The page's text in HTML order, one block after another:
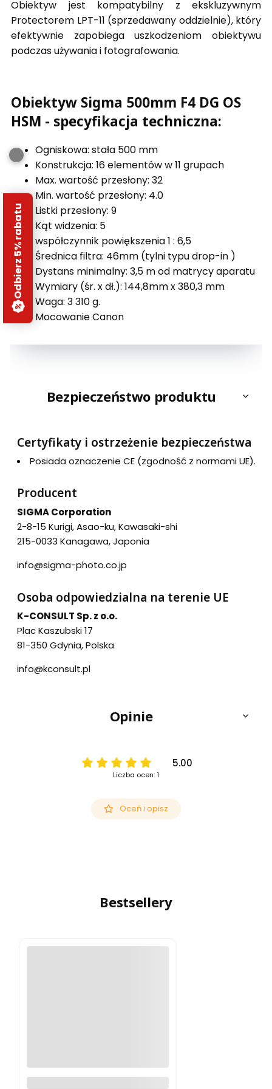
Obiektyw jest kompatybilny z ekskluzywnym
Protectorem LPT-11 (sprzedawany oddzielnie), który
efektywnie zapobiega uszkodzeniom obiektywu
podczas używania i fotografowania.
Obiektyw Sigma 500mm F4 DG OS
HSM - specyfikacja techniczna:
Ogniskowa: stała 500 mm
Konstrukcja: 16 elementów w 11 grupach
Max. wartość przesłony: 32
Min. wartość przesłony: 4.0
Listki przesłony: 9
Kąt widzenia: 5
współczynnik powiększenia 1 : 6,5
Średnica filtra: 46mm (tylni typu drop-in )
Dystans minimalny: 3,5 m od matrycy aparatu
Wymiary (śr. x dł.): 144,8mm x 380,3 mm
Waga: 3 310 g.
Mocowanie Canon
Bezpieczeństwo produktu
Certyfikaty i ostrzeżenie bezpieczeństwa
Posiada oznaczenie CE (zgodność z normami UE).
Producent
SIGMA Corporation
2-8-15 Kurigi, Asao-ku, Kawasaki-shi
215-0033 Kanagawa, Japonia
info@sigma-photo.co.jp
Osoba odpowiedzialna na terenie UE
K-CONSULT Sp. z o.o.
Plac Kaszubski 17
81-350 Gdynia, Polska
info@kconsult.pl
Opinie
5.00
Liczba ocen: 1
Oceń i opisz
Bestsellery
Odbierz 5% rabatu